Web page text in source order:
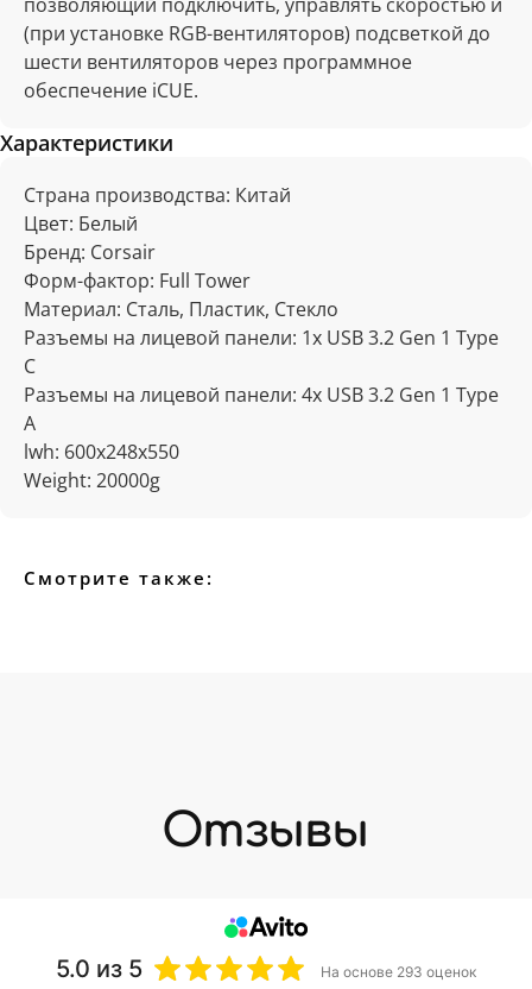
(при установке RGB-вентиляторов) подсветкой до
шести вентиляторов через программное
обеспечение iCUE.
Характеристики
Страна производства: Китай
Цвет: Белый
Бренд: Corsair
Форм-фактор: Full Tower
Материал: Сталь, Пластик, Стекло
Разъемы на лицевой панели: 1x USB 3.2 Gen 1 Type
C
Разъемы на лицевой панели: 4x USB 3.2 Gen 1 Type
A
lwh: 600x248x550
Weight: 20000g
Смотрите также:
Отзывы
5.0 из 5 На основе 293 оценок